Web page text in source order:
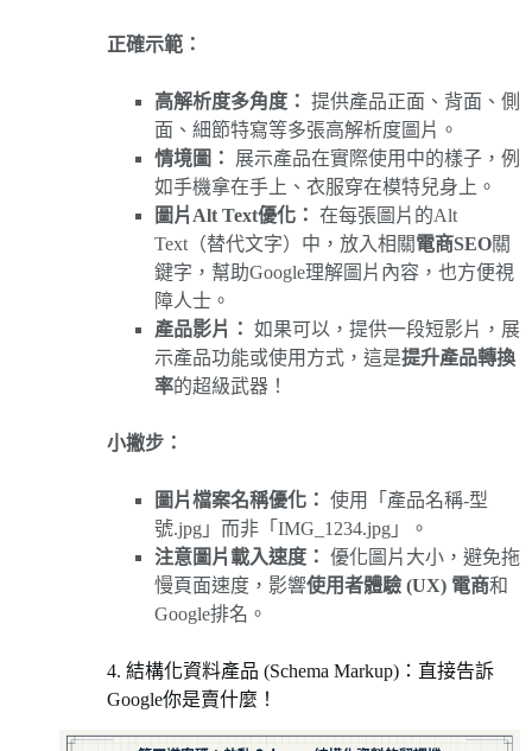
正確示範：
高解析度多角度： 提供產品正面、背面、側
面、細節特寫等多張高解析度圖片。
情境圖：
展示產品在實際使用中的樣子，例
如手機拿在手上、衣服穿在模特兒身上。
圖片Alt Text優化： 在每張圖片的Alt
Text（替代文字）中，放入相關電商SEO關
鍵字，幫助Google理解圖片內容，也方便視
障人士。
產品影片： 如果可以，提供一段短影片，展
示產品功能或使用方式，這是提升產品轉換
率的超級武器！
小撇步：
圖片檔案名稱優化： 使用「產品名稱-型
號.jpg」而非「IMG_1234.jpg」。
注意圖片載入速度： 優化圖片大小，避免拖
慢頁面速度，影響使用者體驗 (UX) 電商和
Google排名。
4. 結構化資料產品 (Schema Markup)：直接告訴
Google你是賣什麼！